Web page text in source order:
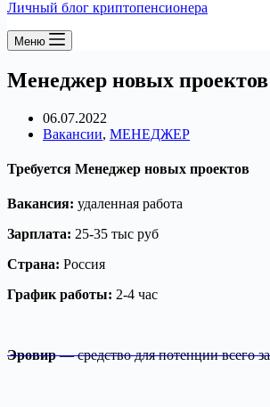
Личный блог криптопенсионера
Меню
Менеджер новых проектов
06.07.2022
Вакансии, МЕНЕДЖЕР
Требуется Менеджер новых проектов
Вакансия: удаленная работа
Зарплата: 25-35 тыс руб
Страна: Россия
График работы: 2-4 час
Эровир— средство для потенции всего